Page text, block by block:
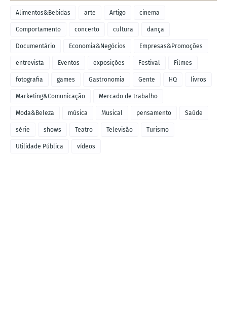
Alimentos&Bebidas arte Artigo cinema
Comportamento concerto cultura dança
Documentário Economia&Negócios Empresas&Promoções
entrevista Eventos exposições Festival Filmes
fotografia games Gastronomia Gente HQ livros
Marketing&Comunicação Mercado de trabalho
Moda&Beleza música Musical pensamento Saúde
série shows Teatro Televisão Turismo
Utilidade Pública vídeos